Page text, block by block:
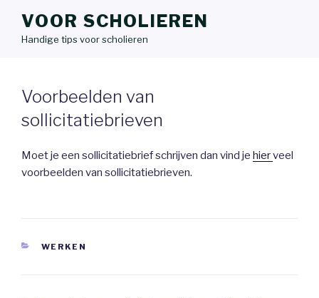
VOOR SCHOLIEREN
Handige tips voor scholieren
Voorbeelden van
sollicitatiebrieven
Moet je een sollicitatiebrief schrijven dan vind je hierveel
voorbeelden van sollicitatiebrieven.
CATEGORIEËN
WERKEN